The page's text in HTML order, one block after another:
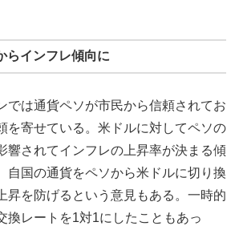
らインフレ傾向に
では通貨ペソが市民から信頼されてお
を寄せている。米ドルに対してペソの
響されてインフレの上昇率が決まる傾
自国の通貨をペソから米ドルに切り換
昇を防げるという意見もある。一時的
換レートを1対1にしたこともあっ